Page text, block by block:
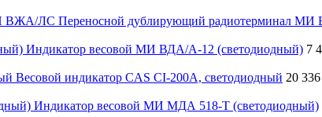
Переносной дублирующий радиотерминал
Индикатор весовой МИ ВДА/А-12 (светодиодный) 7
Весовой индикатор CAS CI-200A, светодиодный 20
Индикатор весовой МИ МДА 518-Т (светодиодный)